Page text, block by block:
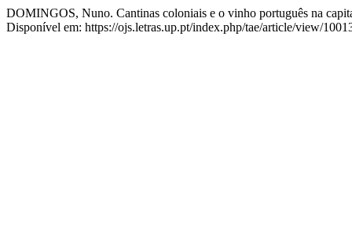
DOMINGOS, Nuno. Cantinas coloniais e o vinho português na
Disponível em: https://ojs.letras.up.pt/index.php/tae/article/view/